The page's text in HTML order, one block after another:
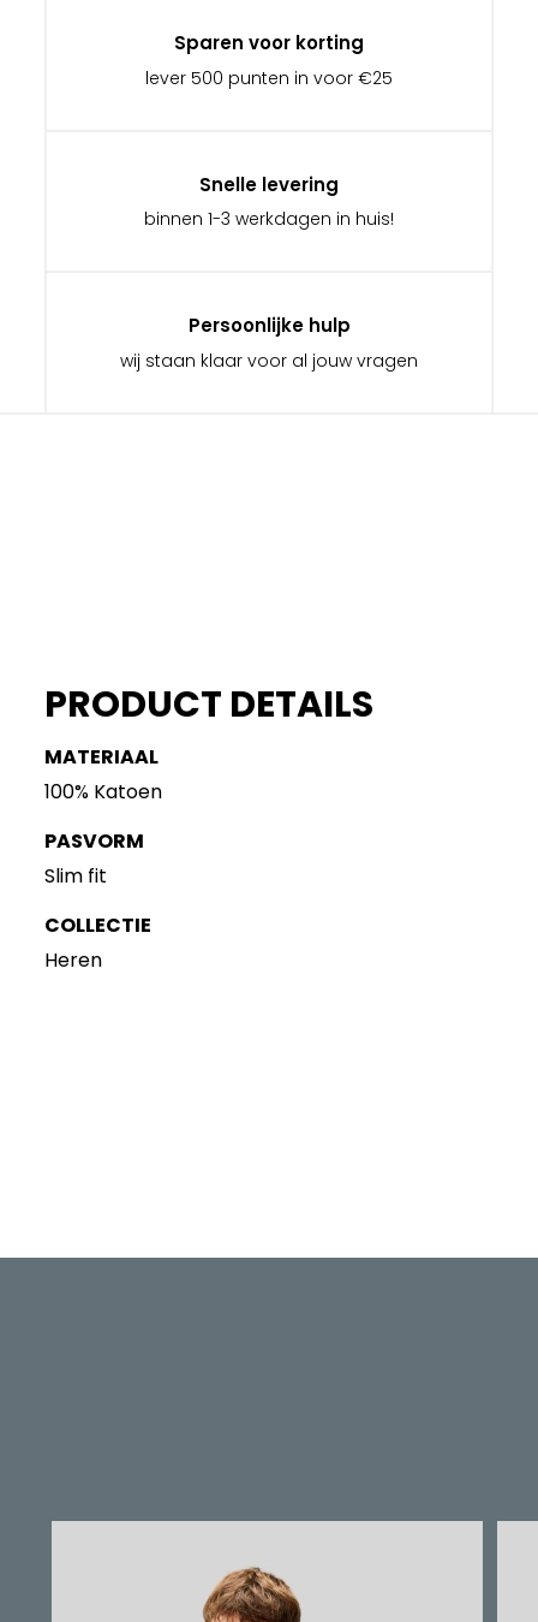
Sparen voor korting
lever 500 punten in voor €25
Snelle levering
binnen 1-3 werkdagen in huis!
Persoonlijke hulp
wij staan klaar voor al jouw vragen
PRODUCT DETAILS
MATERIAAL
100% Katoen
PASVORM
Slim fit
COLLECTIE
Heren